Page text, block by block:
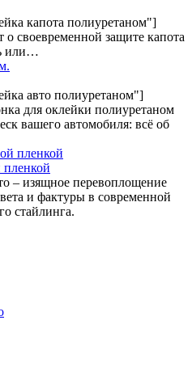
капота полиуретаном"]
о своевременной защите капота
или…
авто полиуретаном"]
для оклейки полиуретаном
вашего автомобиля: всё об
пленкой
– изящное перевоплощение
и фактуры в современной
стайлинга.